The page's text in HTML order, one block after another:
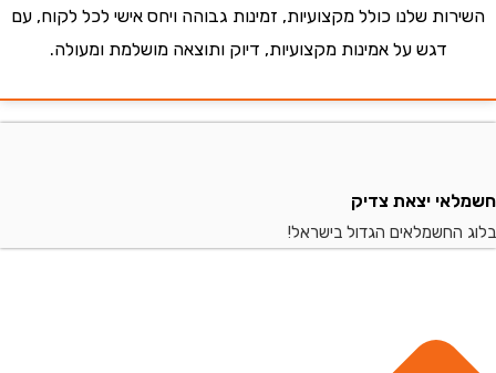
השירות שלנו כולל מקצועיות, זמינות גבוהה ויחס אישי לכל לקוח, עם
דגש על אמינות מקצועיות, דיוק ותוצאה מושלמת ומעולה.
יצאת צדיק
החשמלאים הגדול בישראל!